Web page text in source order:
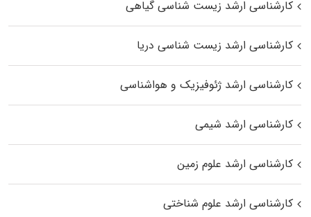
کارشناسی ارشد زیست‌ شناسی گیاهی
کارشناسی ارشد زیست‌ شناسی دریا
کارشناسی ارشد ژئوفیزیک و هواشناسی
کارشناسی ارشد شیمی
کارشناسی ارشد علوم زمین
کارشناسی ارشد علوم شناختی